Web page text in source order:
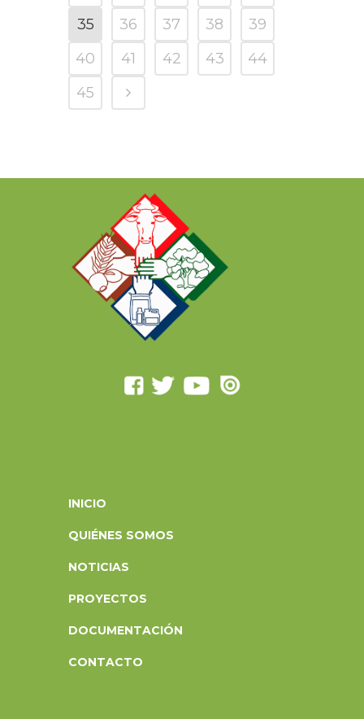
35
36 37 38
39
40
41 42 43
44
45
INICIO
QUIÉNES SOMOS
NOTICIAS
PROYECTOS
DOCUMENTACIÓN
CONTACTO